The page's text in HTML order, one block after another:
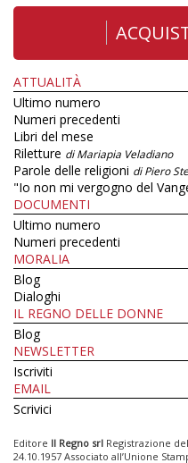
ATTUALITÀ
Ultimo numero
Numeri precedenti
Libri del mese
Riletture di Mariapia Veladiano
Parole delle religioni di Piero
"Io non mi vergogno del
DOCUMENTI
Ultimo numero
Numeri precedenti
MORALIA
Blog
Dialoghi
IL REGNO DELLE DONNE
Blog
NEWSLETTER
Iscriviti
EMAIL
Scrivici
Editore Il Regno srl Registrazione
24.10.1957 Associato all’Unione